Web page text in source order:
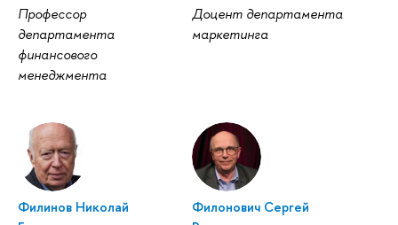
Профессор
департамента
финансового
менеджмента
Доцент департамента
маркетинга
Филинов Николай
Филонович Сергей